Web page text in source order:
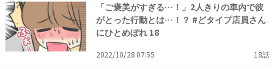
「ご褒美がすぎる…！」2人きりの車内で彼
がとった行動とは…！？ #どタイプ店員さん
にひとめぼれ 18
2022/10/28 07:55 18話